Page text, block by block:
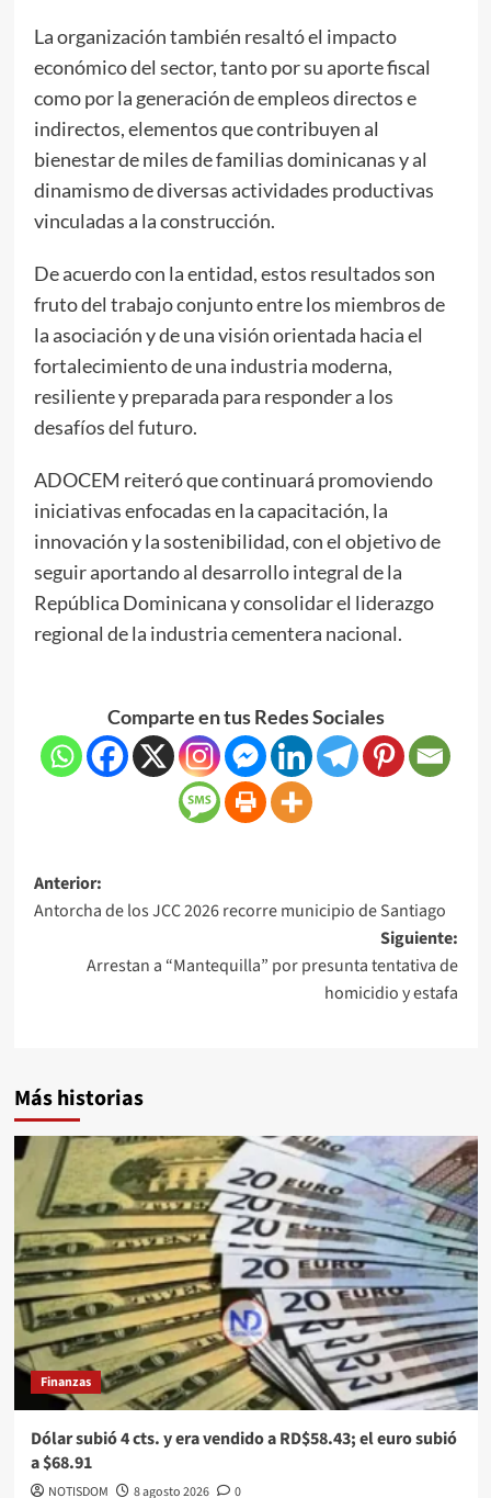
La organización también resaltó el impacto
económico del sector, tanto por su aporte fiscal
como por la generación de empleos directos e
indirectos, elementos que contribuyen al
bienestar de miles de familias dominicanas y al
dinamismo de diversas actividades productivas
vinculadas a la construcción.
De acuerdo con la entidad, estos resultados son
fruto del trabajo conjunto entre los miembros de
la asociación y de una visión orientada hacia el
fortalecimiento de una industria moderna,
resiliente y preparada para responder a los
desafíos del futuro.
ADOCEM reiteró que continuará promoviendo
iniciativas enfocadas en la capacitación, la
innovación y la sostenibilidad, con el objetivo de
seguir aportando al desarrollo integral de la
República Dominicana y consolidar el liderazgo
regional de la industria cementera nacional.
Comparte en tus Redes Sociales
Anterior:
Antorcha de los JCC 2026 recorre municipio de Santiago
Siguiente:
Arrestan a “Mantequilla” por presunta tentativa de
homicidio y estafa
Más historias
Finanzas
Dólar subió 4 cts. y era vendido a RD$58.43; el euro subió
a $68.91
NOTISDOM 8 agosto 2026 0